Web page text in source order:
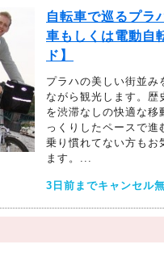
自転車で巡るプラ
車もしくは電動自
ド】
プラハの美しい街並み
ながら観光します。歴
を渋滞なしの快適な移
っくりしたペースで進
乗り慣れてない方もお
ます。...
3日前までキャンセル